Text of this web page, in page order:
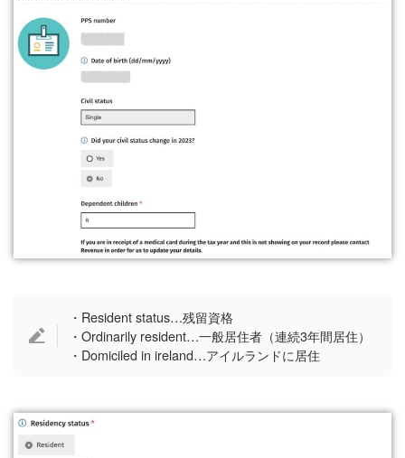
・Resident status…残留資格
・Ordinarily resident…一般居住者（連続3年間居住）
・Domiciled in ireland…アイルランドに居住